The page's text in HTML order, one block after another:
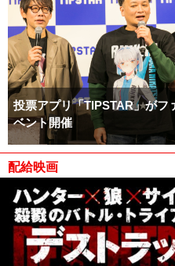
投票アプリ「TIPSTAR」がフ
ベント開催
配給映画